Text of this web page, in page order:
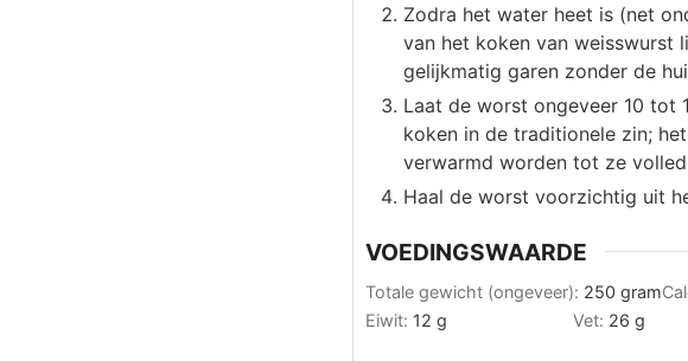
Zodra het water heet is (net
van het koken van weisswurst
gelijkmatig garen zonder de
Laat de worst ongeveer 10 tot
koken in de traditionele zin;
verwarmd worden tot ze
Haal de worst voorzichtig uit
VOEDINGSWAARDE
Totale gewicht (ongeveer): 250 gram
Eiwit: 12 g Vet: 26 g